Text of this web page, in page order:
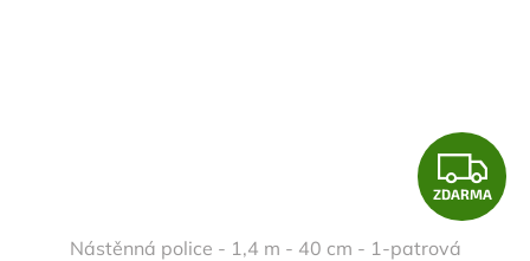
Z
D
ZDARMA
Nástěnná police - 1,4 m - 40 cm - 1-patrová